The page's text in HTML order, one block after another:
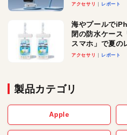
ースでおしゃれ
アクセサリ レポート
海やプールで
閉の防水ケー
スマホ」で夏の
アクセサリ レポート
製品カテゴリ
Apple